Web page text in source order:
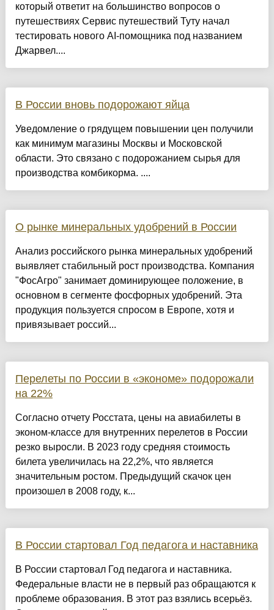
который ответит на большинство вопросов о
путешествиях Сервис путешествий Туту начал
тестировать нового AI-помощника под названием
Джарвел....
В России вновь подорожают яйца
Уведомление о грядущем повышении цен получили
как минимум магазины Москвы и Московской
области. Это связано с подорожанием сырья для
производства комбикорма. ....
О рынке минеральных удобрений в России
Анализ российского рынка минеральных удобрений
выявляет стабильный рост производства. Компания
"ФосАгро" занимает доминирующее положение, в
основном в сегменте фосфорных удобрений. Эта
продукция пользуется спросом в Европе, хотя и
привязывает россий...
Перелеты по России в «экономе» подорожали
на 22%
Согласно отчету Росстата, цены на авиабилеты в
эконом-классе для внутренних перелетов в России
резко выросли. В 2023 году средняя стоимость
билета увеличилась на 22,2%, что является
значительным ростом. Предыдущий скачок цен
произошел в 2008 году, к...
В России стартовал Год педагога и наставника
В России стартовал Год педагога и наставника.
Федеральные власти не в первый раз обращаются к
проблеме образования. В этот раз взялись всерьёз.